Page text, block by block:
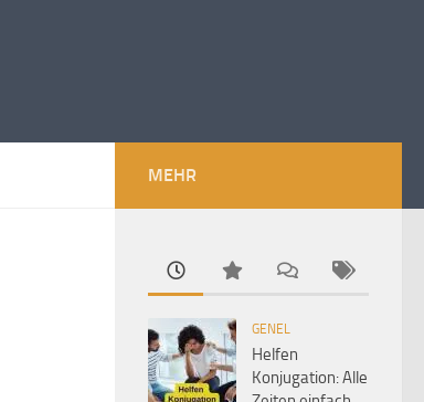
MEHR
GENEL
Helfen
Konjugation: Alle